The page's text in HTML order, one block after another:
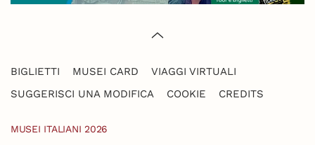
BIGLIETTI MUSEI CARD
VIAGGI VIRTUALI
SUGGERISCI UNA MODIFICA
COOKIE CREDITS
MUSEI ITALIANI 2026